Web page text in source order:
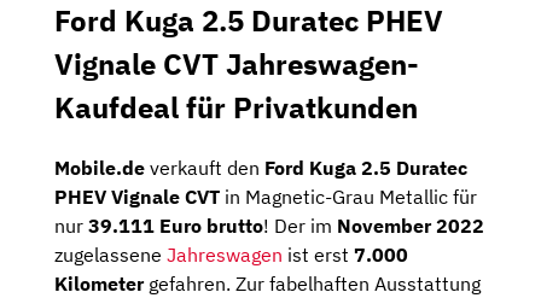
Ford Kuga 2.5 Duratec PHEV
Vignale CVT Jahreswagen-
Kaufdeal für Privatkunden
Mobile.de verkauft den Ford Kuga 2.5 Duratec
PHEV Vignale CVT in Magnetic-Grau Metallic für
nur 39.111 Euro brutto! Der im November 2022
zugelassene Jahreswagen ist erst 7.000
Kilometergefahren. Zur fabelhaften Ausstattung